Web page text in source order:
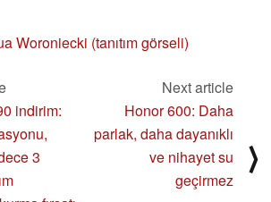
Woroniecki (tanıtım görseli)
indirim:
3
Next article
Honor 600: Daha
parlak, daha dayanıklı
ve nihayet su
geçirmez
⟩